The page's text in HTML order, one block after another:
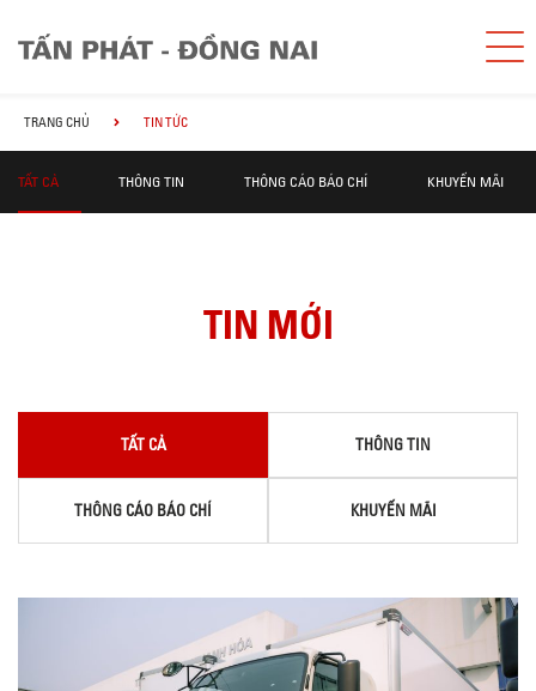
TRANG CHỦ TIN TỨC
TẤT CẢ THÔNG TIN THÔNG CÁO BÁO CHÍ KHUYẾN MÃI
TIN MỚI
TẤT CẢ THÔNG TIN
THÔNG CÁO BÁO CHÍ KHUYẾN MÃI